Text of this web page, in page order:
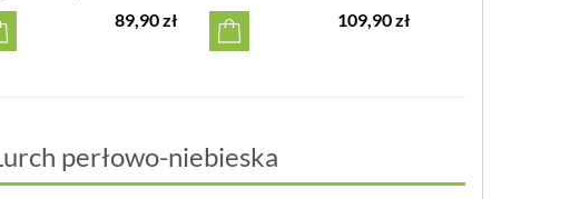
89,90 zł 109,90 zł
perłowo-niebieska